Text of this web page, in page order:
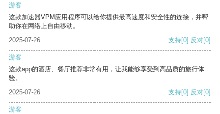
游客
这款加速器VPM应用程序可以给你提供最高速度和安全性的连接，并帮
助你在网络上自由移动。
2025-07-26
支持[0] 反对[0]
游客
这款app的酒店、餐厅推荐非常有用，让我能够享受到高品质的旅行体
验。
2025-07-26
支持[0] 反对[0]
游客